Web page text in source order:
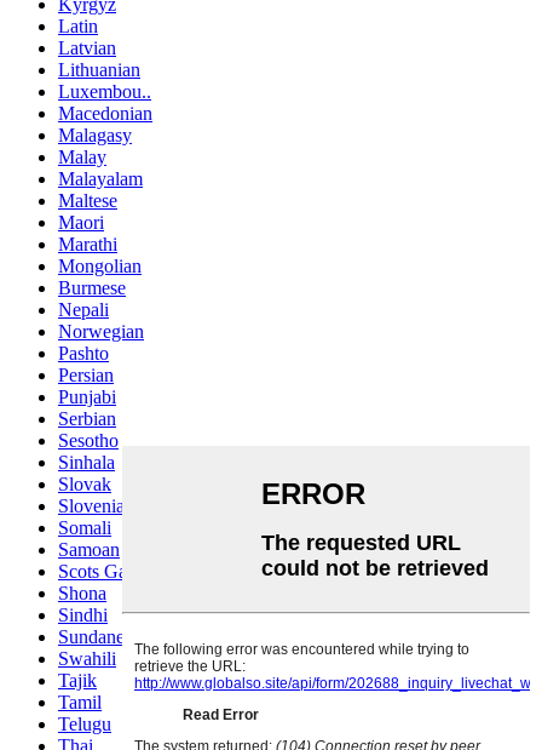
Kyrgyz
Latin
Latvian
Lithuanian
Luxembou..
Macedonian
Malagasy
Malay
Malayalam
Maltese
Maori
Marathi
Mongolian
Burmese
Nepali
Norwegian
Pashto
Persian
Punjabi
Serbian
Sesotho
Sinhala
Slovak
Slovenian
Somali
Samoan
Scots Gaelic
Shona
Sindhi
Sundanese
Swahili
Tajik
Tamil
Telugu